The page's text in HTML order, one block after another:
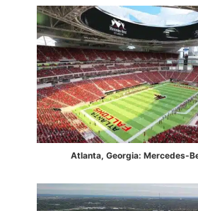
Atlanta, Georgia: Mercedes-